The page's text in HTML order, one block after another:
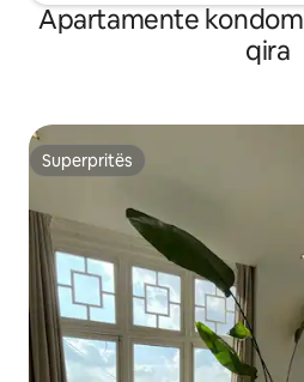
Apartamente
qira
Superpritës
Superpritës